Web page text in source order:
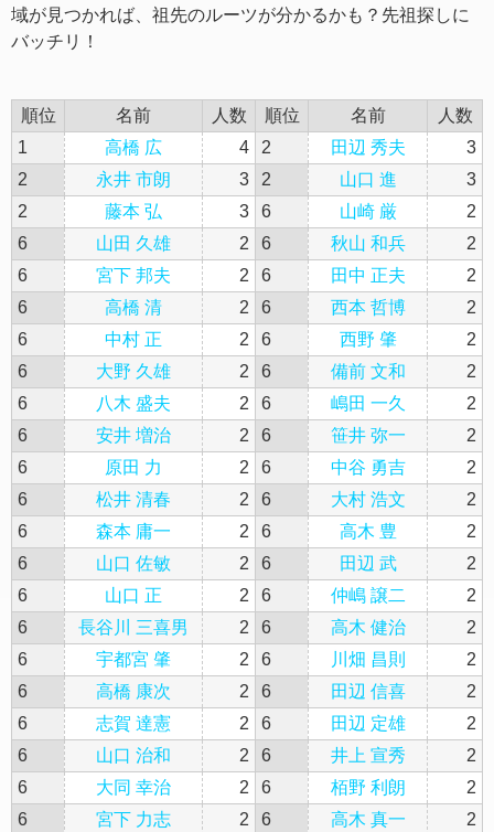
域が見つかれば、祖先のルーツが分かるかも？先祖探しに
バッチリ！
順位 名前 人数 順位 名前
人数
1
高橋 広 4 2 田辺 秀夫
3
2
永井 市朗 3 2 山口 進
3
2
藤本 弘 3 6 山崎 厳
2
6
山田 久雄 2 6 秋山 和兵
2
6
宮下 邦夫 2 6 田中 正夫
2
6
高橋 清 2 6 西本 哲博
2
6
中村 正 2 6 西野 肇
2
6
大野 久雄 2 6 備前 文和
2
6
八木 盛夫 2 6 嶋田 一久
2
6
安井 増治 2 6 笹井 弥一
2
6
原田 力 2 6 中谷 勇吉
2
6
松井 清春 2 6 大村 浩文
2
6
森本 庸一 2 6 高木 豊
2
6
山口 佐敏 2 6 田辺 武
2
6
山口 正 2 6 仲嶋 譲二
2
6
長谷川 三喜男 2 6 高木 健治
2
6
宇都宮 肇 2 6 川畑 昌則
2
6
高橋 康次 2 6 田辺 信喜
2
6
志賀 達憲 2 6 田辺 定雄
2
6
山口 治和 2 6 井上 宣秀
2
6
大同 幸治 2 6 栢野 利朗
2
6
宮下 力志 2 6 高木 真一
2